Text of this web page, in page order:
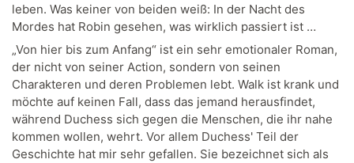
leben. Was keiner von beiden weiß: In der Nacht des
Mordes hat Robin gesehen, was wirklich passiert ist …
„Von hier bis zum Anfang“ ist ein sehr emotionaler Roman,
der nicht von seiner Action, sondern von seinen
Charakteren und deren Problemen lebt. Walk ist krank und
möchte auf keinen Fall, dass das jemand herausfindet,
während Duchess sich gegen die Menschen, die ihr nahe
kommen wollen, wehrt. Vor allem Duchess' Teil der
Geschichte hat mir sehr gefallen. Sie bezeichnet sich als